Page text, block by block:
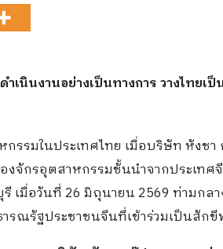
ำเนินงานอย่างเป็นทางการ วางไทยเ
รมในประเทศไทย เมื่อบริษัท หังชา
จักรอุตสาหกรรมชั้นนำจากประเทศ
เมื่อวันที่ 26 มิถุนายน 2569 ท่ามกล
รณรัฐประชาชนจีนที่เข้าร่วมเป็นสัก